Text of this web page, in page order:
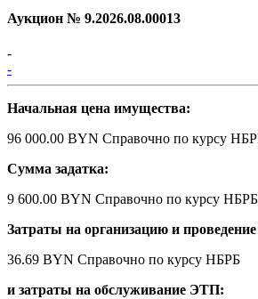
Аукцион № 9.2026.08.00013
-
-
Начальная цена имущества:
96 000.00 BYN Справочно по курсу
Сумма задатка:
9 600.00 BYN Справочно по курсу НБРБ
Затраты на организацию и проведение
36.69 BYN Справочно по курсу НБРБ
и затраты на обслуживание ЭТП: